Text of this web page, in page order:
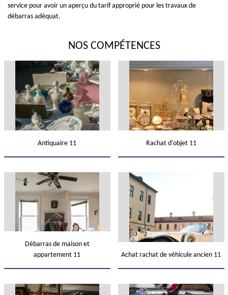
service pour avoir un aperçu du tarif approprié pour les travaux de
débarras adéquat.
NOS COMPÉTENCES
Antiquaire 11 Rachat d'objet 11
Débarras de maison et
appartement 11
Achat rachat de véhicule ancien 11